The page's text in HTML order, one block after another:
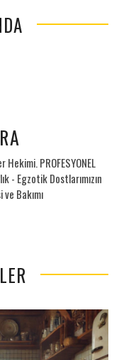
PROFESYONEL
- Egzotik Dostlarımızın
Bakımı